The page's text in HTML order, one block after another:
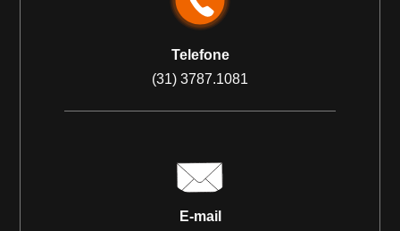
Telefone
(31) 3787.1081
E-mail